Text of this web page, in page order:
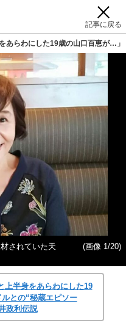
記事に戻る
あらわにした19歳の山口百恵が…
されていた天
(画像 1/20)
上半身をあらわにした19
との“秘蔵エピソー
政利伝説